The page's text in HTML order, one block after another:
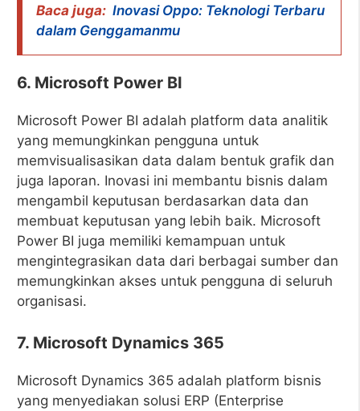
Baca juga: Inovasi Oppo: Teknologi Terbaru
dalam Genggamanmu
6. Microsoft Power BI
Microsoft Power BI adalah platform data analitik
yang memungkinkan pengguna untuk
memvisualisasikan data dalam bentuk grafik dan
juga laporan. Inovasi ini membantu bisnis dalam
mengambil keputusan berdasarkan data dan
membuat keputusan yang lebih baik. Microsoft
Power BI juga memiliki kemampuan untuk
mengintegrasikan data dari berbagai sumber dan
memungkinkan akses untuk pengguna di seluruh
organisasi.
7. Microsoft Dynamics 365
Microsoft Dynamics 365 adalah platform bisnis
yang menyediakan solusi ERP (Enterprise